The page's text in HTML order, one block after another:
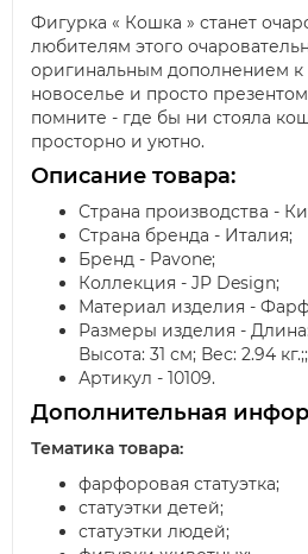
Фигурка « Кошка » станет
любителям этого
оригинальным дополнением к
новоселье и просто
помните - где бы ни стояла
просторно и уютно.
Описание товара:
Страна производства -
Страна бренда - Италия;
Бренд - Pavone;
Коллекция - JP Design;
Материал изделия -
Размеры изделия -
Высота: 31 см; Вес: 2.94 кг.;;
Артикул - 10109.
Дополнительная
Тематика товара:
фарфоровая статуэтка;
статуэтки детей;
статуэтки людей;